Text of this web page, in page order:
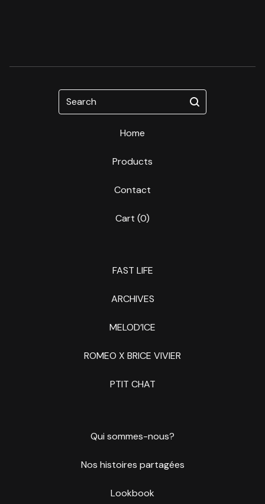
Search
Home
Products
Contact
Cart (0)
FAST LIFE
ARCHIVES
MELOD’ICE
ROMEO X BRICE VIVIER
PTIT CHAT
Qui sommes-nous?
Nos histoires partagées
Lookbook